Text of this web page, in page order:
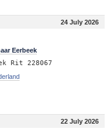
24 July 2026
Eerbeek
Rit 228067
22 July 2026